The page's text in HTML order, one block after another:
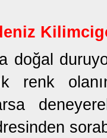
doğal
renk